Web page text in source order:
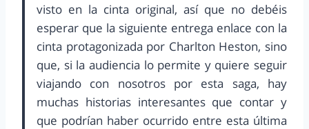
visto en la cinta original, así que no debéis
esperar que la siguiente entrega enlace con la
cinta protagonizada por Charlton Heston, sino
que, si la audiencia lo permite y quiere seguir
viajando con nosotros por esta saga, hay
muchas historias interesantes que contar y
que podrían haber ocurrido entre esta última